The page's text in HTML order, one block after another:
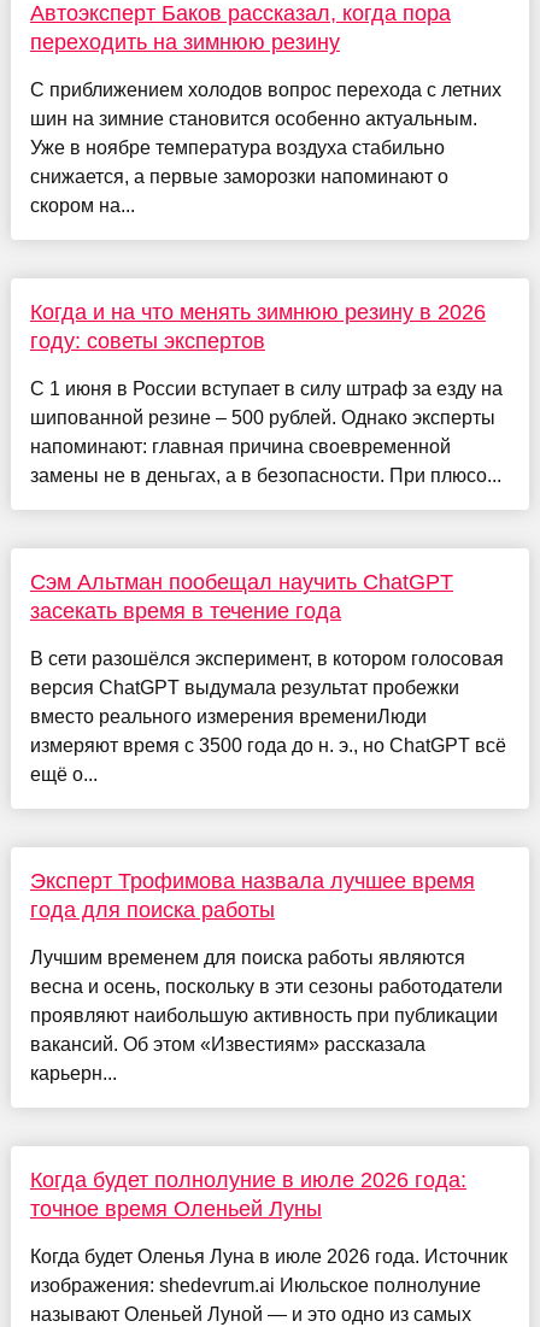
Автоэксперт Баков рассказал, когда пора
переходить на зимнюю резину
С приближением холодов вопрос перехода с летних
шин на зимние становится особенно актуальным.
Уже в ноябре температура воздуха стабильно
снижается, а первые заморозки напоминают о
скором на...
Когда и на что менять зимнюю резину в 2026
году: советы экспертов
С 1 июня в России вступает в силу штраф за езду на
шипованной резине – 500 рублей. Однако эксперты
напоминают: главная причина своевременной
замены не в деньгах, а в безопасности. При плюсо...
Сэм Альтман пообещал научить ChatGPT
засекать время в течение года
В сети разошёлся эксперимент, в котором голосовая
версия ChatGPT выдумала результат пробежки
вместо реального измерения времениЛюди
измеряют время с 3500 года до н. э., но ChatGPT всё
ещё о...
Эксперт Трофимова назвала лучшее время
года для поиска работы
Лучшим временем для поиска работы являются
весна и осень, поскольку в эти сезоны работодатели
проявляют наибольшую активность при публикации
вакансий. Об этом «Известиям» рассказала
карьерн...
Когда будет полнолуние в июле 2026 года:
точное время Оленьей Луны
Когда будет Оленья Луна в июле 2026 года. Источник
изображения: shedevrum.ai Июльское полнолуние
называют Оленьей Луной — и это одно из самых